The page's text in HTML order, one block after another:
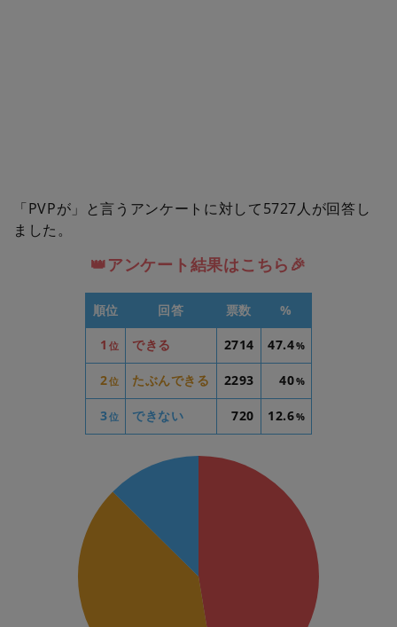
「PVPが」と言うアンケートに対して5727人が回答し
ました。
👑アンケート結果はこちら🎉
順位 回答 票数 %
1 位 できる 2714 47.4%
2位 たぶんできる 2293 40%
3位 できない 720 12.6%